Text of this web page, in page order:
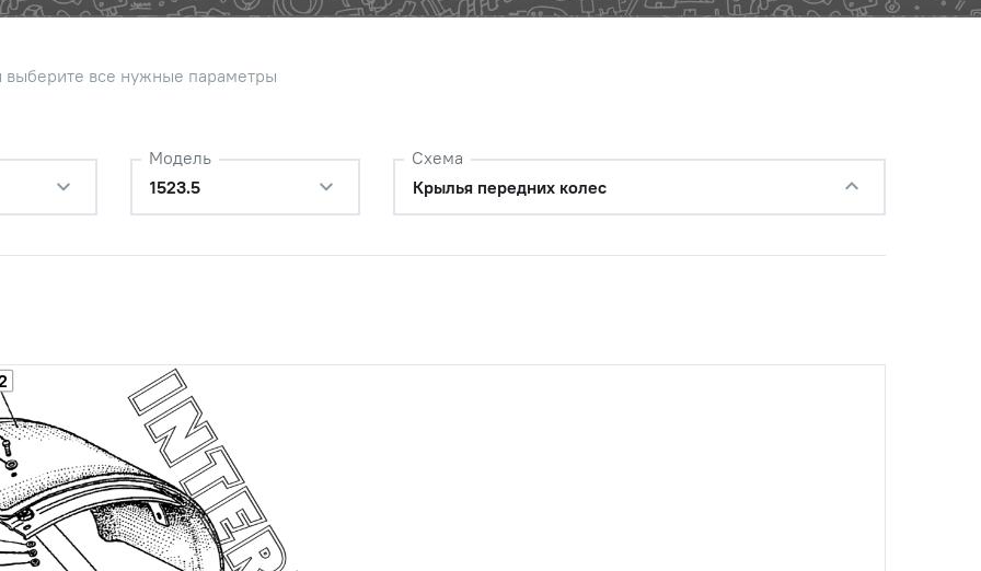
выберите все нужные параметры
Модель
1523.5
Схема
Крылья передних колес
70
ОСТ 37.001.115-75
6gх30.88.35.019ГОСТ7796-70
консультанту